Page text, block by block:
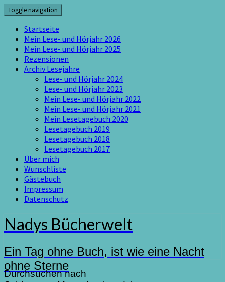
Skip
to
content
Toggle navigation
Startseite
Mein Lese- und Hörjahr 2026
Mein Lese- und Hörjahr 2025
Rezensionen
Archiv Lesejahre
Lese- und Hörjahr 2024
Lese- und Hörjahr 2023
Mein Lese- und Hörjahr 2022
Mein Lese- und Hörjahr 2021
Mein Lesetagebuch 2020
Lesetagebuch 2019
Lesetagebuch 2018
Lesetagebuch 2017
Über mich
Wunschliste
Gästebuch
Impressum
Datenschutz
Nadys Bücherwelt
Ein Tag ohne Buch, ist wie eine Nacht
ohne Sterne
Durchsuchen nach